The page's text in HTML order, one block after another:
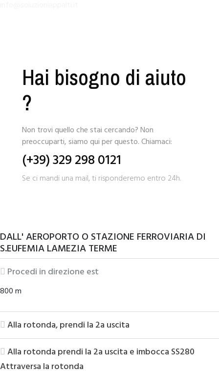
Hai bisogno di aiuto
?
Non trovi quello che stai cercando? Non
preoccuparti, siamo qui per questo. Chiamaci:
(+39) 329 298 0121
Se ci mandi una mail, ti risponderemo entro 24h.
DALL' AEROPORTO O STAZIONE FERROVIARIA DI
S.EUFEMIA LAMEZIA TERME
Procedi in direzione est
800 m
Alla rotonda, prendi la 2a uscita
Alla rotonda prendi la 2a uscita e imbocca SS280
Attraversa la rotonda